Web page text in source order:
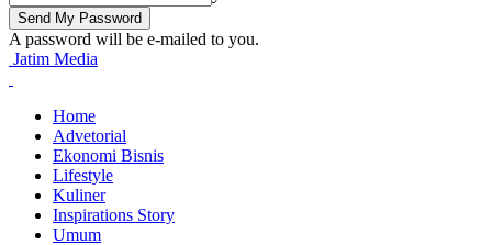
A password will be e-mailed to you.
Jatim Media
Home
Advetorial
Ekonomi Bisnis
Lifestyle
Kuliner
Inspirations Story
Umum